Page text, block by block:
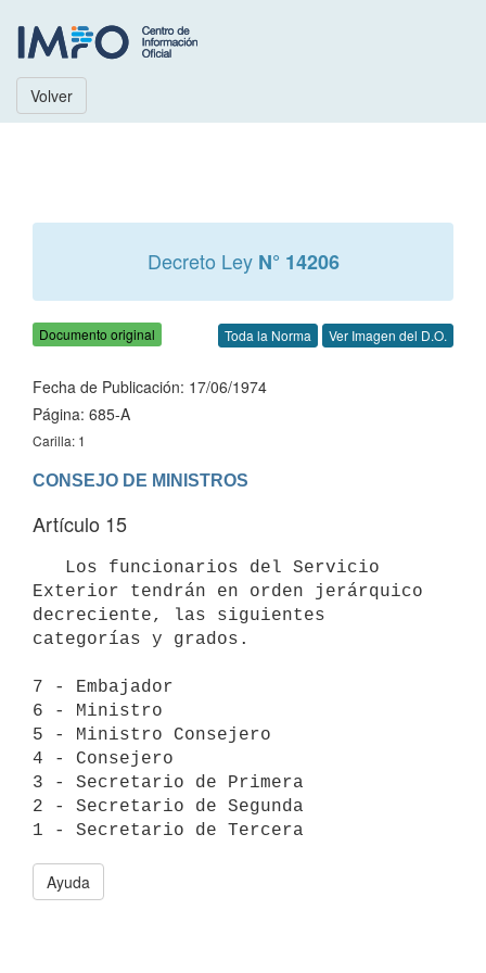
Volver
Decreto Ley N° 14206
Documento original Toda la Norma Ver Imagen del D.O.
Fecha de Publicación: 17/06/1974
Página: 685-A
Carilla: 1
CONSEJO DE MINISTROS
Artículo 15
Exterior tendrán en orden jerárquico
decreciente, las siguientes
categorías y grados.
7 - Embajador
6 - Ministro
5 - Ministro Consejero
4 - Consejero
3 - Secretario de Primera
2 - Secretario de Segunda
1 - Secretario de Tercera
Ayuda